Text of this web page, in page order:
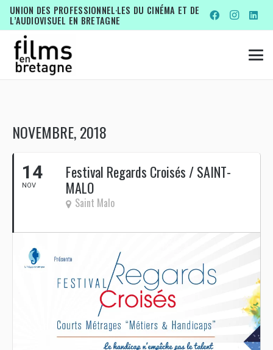
UNION DES PROFESSIONNEL·LES DU CINÉMA ET DE
L’AUDIOVISUEL EN BRETAGNE
NOVEMBRE, 2018
14
NOV
Festival Regards Croisés / SAINT-
MALO
Saint Malo